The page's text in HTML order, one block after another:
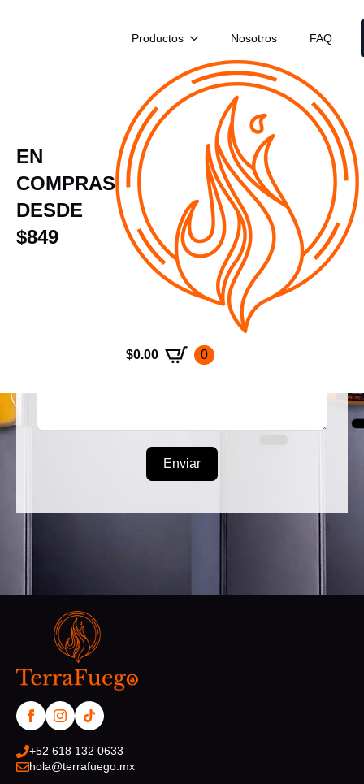
EN
COMPRAS
DESDE
$849
Productos Nosotros FAQ
$0.00 0
CONTACTO
Déjanos un mensaje y nos comunicaremos
contigo lo antes posible
Enviar
+52 618 132 0633
hola@terrafuego.mx